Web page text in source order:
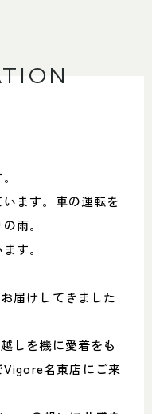
ます。車の運転を
雨。
す。
届けしてきました
しを機に愛着をも
名東店にご来